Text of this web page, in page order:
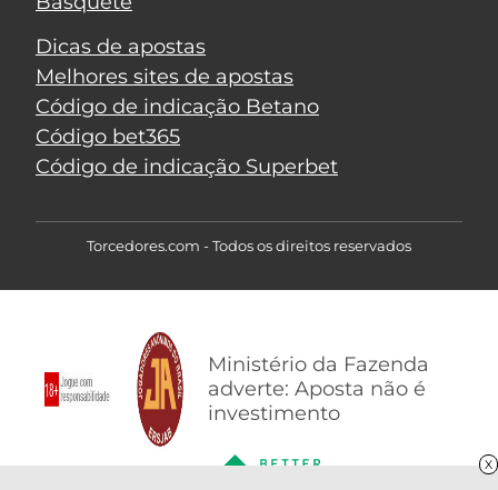
X
Dicas de apostas
Melhores sites de apostas
Código de indicação Betano
Código bet365
Código de indicação Superbet
Torcedores.com - Todos os direitos reservados
Ministério da Fazenda
adverte: Aposta não é
investimento